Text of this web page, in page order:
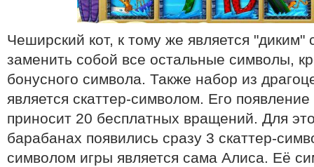
Чеширский кот, к тому же является
заменить собой все остальные символы,
бонусного символа. Также набор из
является скаттер-символом. Его
приносит 20 бесплатных вращений. Для
барабанах появились сразу 3 скаттер-
символом игры является сама Алиса. Её